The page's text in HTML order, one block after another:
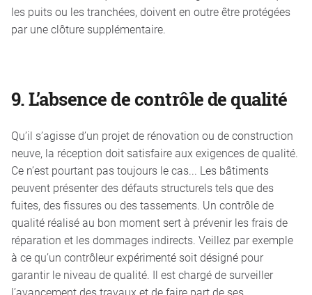
les puits ou les tranchées, doivent en outre être protégées
par une clôture supplémentaire.
9.L’absence de contrôle de qualité
Qu’il s’agisse d’un projet de rénovation ou de construction
neuve, la réception doit satisfaire aux exigences de qualité.
Ce n’est pourtant pas toujours le cas... Les bâtiments
peuvent présenter des défauts structurels tels que des
fuites, des fissures ou des tassements. Un contrôle de
qualité réalisé au bon moment sert à prévenir les frais de
réparation et les dommages indirects. Veillez par exemple
à ce qu’un contrôleur expérimenté soit désigné pour
garantir le niveau de qualité. Il est chargé de surveiller
l’avancement des travaux et de faire part de ses